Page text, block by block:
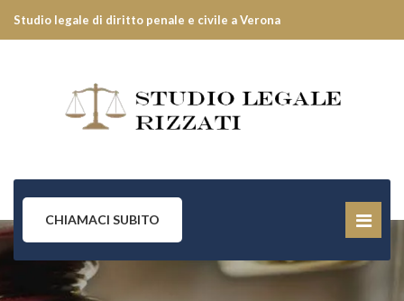
Studio legale di diritto penale e civile a Verona
CHIAMACI SUBITO